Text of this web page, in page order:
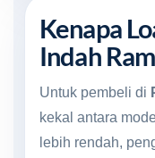
Kenapa
Indah
Untuk pembeli di
kekal antara
lebih rendah,